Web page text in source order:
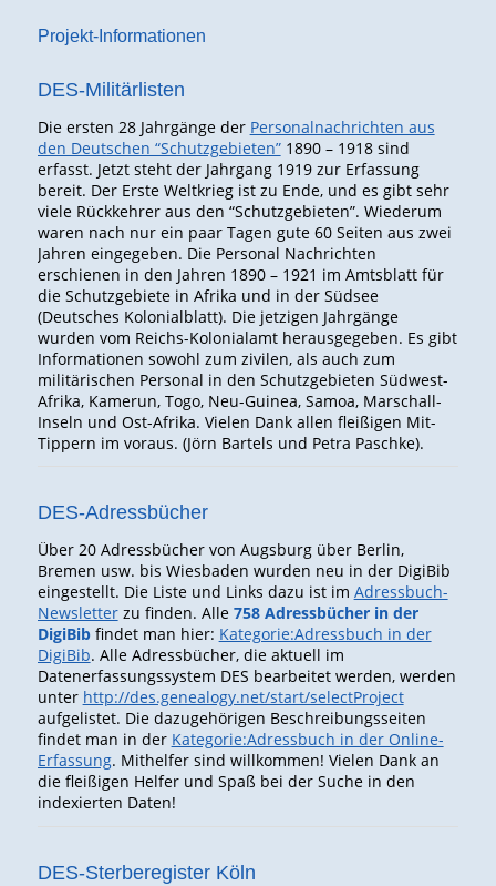
Projekt-Informationen
DES-Militärlisten
Die ersten 28 Jahrgänge der Personalnachrichten aus
den Deutschen “Schutzgebieten”1890 – 1918 sind
erfasst. Jetzt steht der Jahrgang 1919 zur Erfassung
bereit. Der Erste Weltkrieg ist zu Ende, und es gibt sehr
viele Rückkehrer aus den “Schutzgebieten”. Wiederum
waren nach nur ein paar Tagen gute 60 Seiten aus zwei
Jahren eingegeben. Die Personal Nachrichten
erschienen in den Jahren 1890 – 1921 im Amtsblatt für
die Schutzgebiete in Afrika und in der Südsee
(Deutsches Kolonialblatt). Die jetzigen Jahrgänge
wurden vom Reichs-Kolonialamt herausgegeben. Es gibt
Informationen sowohl zum zivilen, als auch zum
militärischen Personal in den Schutzgebieten Südwest-
Afrika, Kamerun, Togo, Neu-Guinea, Samoa, Marschall-
Inseln und Ost-Afrika. Vielen Dank allen fleißigen Mit-
Tippern im voraus. (Jörn Bartels und Petra Paschke).
DES-Adressbücher
Über 20 Adressbücher von Augsburg über Berlin,
Bremen usw. bis Wiesbaden wurden neu in der DigiBib
eingestellt. Die Liste und Links dazu ist im Adressbuch-
Newsletterzu finden. Alle 758 Adressbücher in der
DigiBibfindet man hier: Kategorie:Adressbuch in der
DigiBib. Alle Adressbücher, die aktuell im
Datenerfassungssystem DES bearbeitet werden, werden
unter http://des.genealogy.net/start/selectProject
aufgelistet. Die dazugehörigen Beschreibungsseiten
findet man in der Kategorie:Adressbuch in der Online-
Erfassung. Mithelfer sind willkommen! Vielen Dank an
die fleißigen Helfer und Spaß bei der Suche in den
indexierten Daten!
DES-Sterberegister Köln